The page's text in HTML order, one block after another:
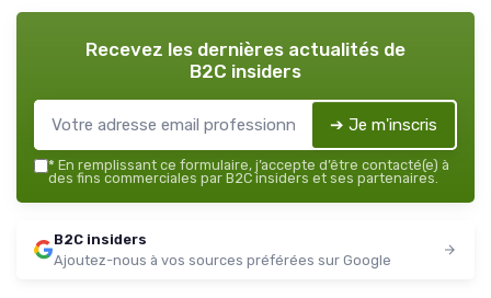
Recevez les dernières actualités de
B2C insiders
➔ Je m'inscris
* En remplissant ce formulaire, j’accepte d’être contacté(e) à
des fins commerciales par B2C insiders et ses partenaires.
B2C insiders
Ajoutez-nous à vos sources préférées sur Google